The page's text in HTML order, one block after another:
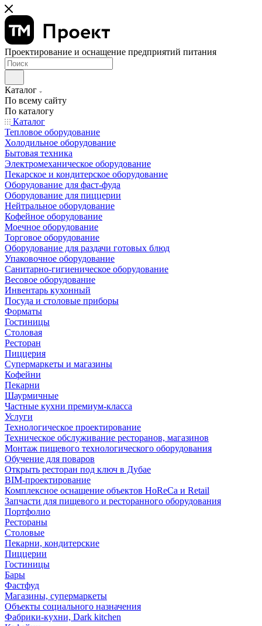
Проектирование и оснащение предприятий питания
Каталог
По всему сайту
По каталогу
Каталог
Тепловое оборудование
Холодильное оборудование
Бытовая техника
Электромеханическое оборудование
Пекарское и кондитерское оборудование
Оборудование для фаст-фуда
Оборудование для пиццерии
Нейтральное оборудование
Кофейное оборудование
Моечное оборудование
Торговое оборудование
Оборудование для раздачи готовых блюд
Упаковочное оборудование
Санитарно-гигиеническое оборудование
Весовое оборудование
Инвентарь кухонный
Посуда и столовые приборы
Форматы
Гостиницы
Столовая
Ресторан
Пиццерия
Супермаркеты и магазины
Кофейни
Пекарни
Шаурмичные
Частные кухни премиум-класса
Услуги
Технологическое проектирование
Техническое обслуживание ресторанов, магазинов
Монтаж пищевого технологического оборудования
Обучение для поваров
Открыть ресторан под ключ в Дубае
BIM-проектирование
Комплексное оснащение объектов HoReCa и Retail
Запчасти для пищевого и ресторанного оборудования
Портфолио
Рестораны
Столовые
Пекарни, кондитерские
Пиццерии
Гостиницы
Бары
Фастфуд
Магазины, супермаркеты
Объекты социального назначения
Фабрики-кухни, Dark kitchen